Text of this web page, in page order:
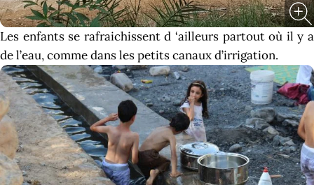
Les enfants se rafraichissent d ‘ailleurs partout où il y a
de l’eau, comme dans les petits canaux d’irrigation.